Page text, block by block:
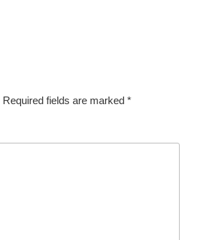
Required fields are marked *